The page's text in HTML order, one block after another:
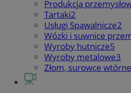
Produkcja
Tartaki2
Usługi Spawalnicze2
Wózki i suwnice
Wyroby hutnicze5
Wyroby metalowe3
Złom, surowce wtórne